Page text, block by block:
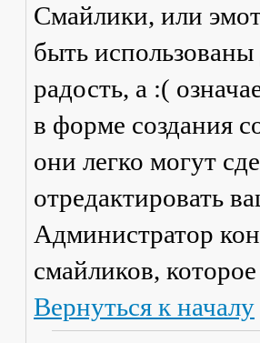
Смайлики, или
быть
радость, а :(
в форме создания
они легко могут
отредактировать
Администратор
смайликов,
Вернуться к началу